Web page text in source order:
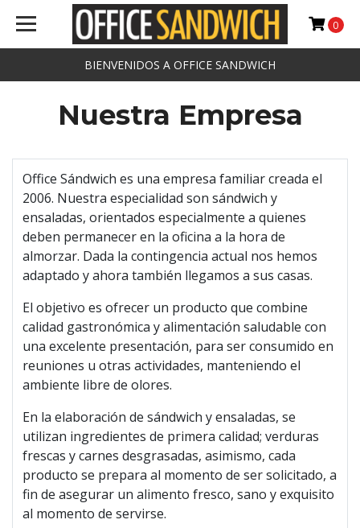
BIENVENIDOS A OFFICE SANDWICH
0
Nuestra Empresa
Office Sándwich es una empresa familiar creada el
2006. Nuestra especialidad son sándwich y
ensaladas, orientados especialmente a quienes
deben permanecer en la oficina a la hora de
almorzar. Dada la contingencia actual nos hemos
adaptado y ahora también llegamos a sus casas.
El objetivo es ofrecer un producto que combine
calidad gastronómica y alimentación saludable con
una excelente presentación, para ser consumido en
reuniones u otras actividades, manteniendo el
ambiente libre de olores.
En la elaboración de sándwich y ensaladas, se
utilizan ingredientes de primera calidad; verduras
frescas y carnes desgrasadas, asimismo, cada
producto se prepara al momento de ser solicitado, a
fin de asegurar un alimento fresco, sano y exquisito
al momento de servirse.